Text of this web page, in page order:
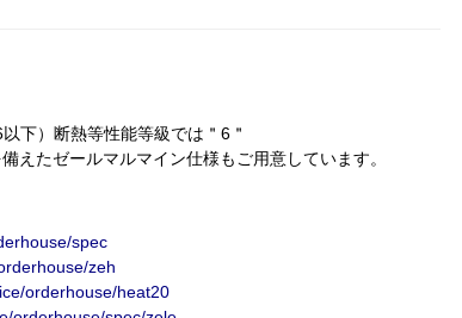
以下）断熱等性能等級では＂6＂
えたゼールマルマイン仕様もご用意しています。
spec
zeh
orderhouse/heat20